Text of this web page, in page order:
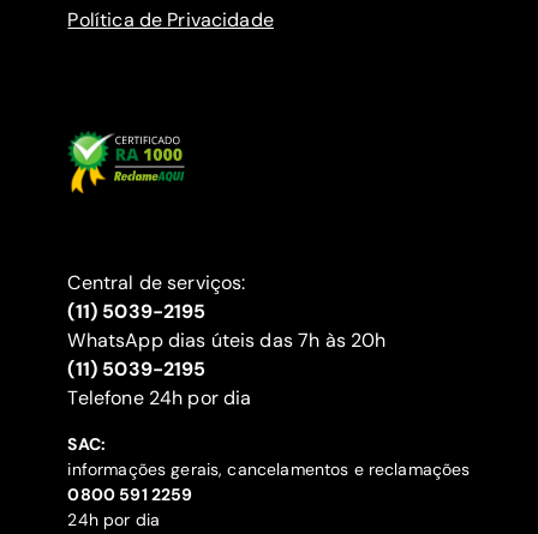
Política de Privacidade
Central de serviços:
(11) 5039-2195
WhatsApp dias úteis das 7h às 20h
(11) 5039-2195
‍Telefone 24h por dia
SAC:
informações gerais, cancelamentos e reclamações
‍0800 591 2259
24h por dia